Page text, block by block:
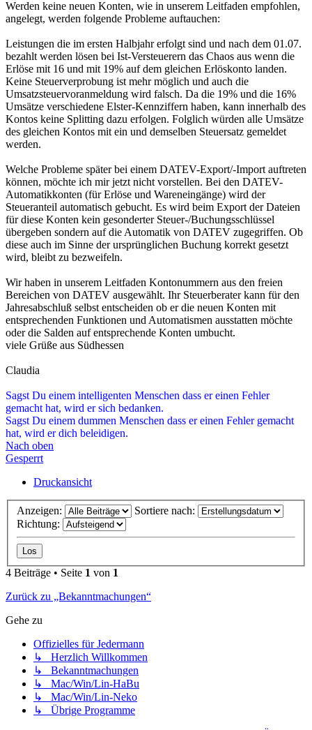
Werden keine neuen Konten, wie in unserem Leitfaden empfohlen,
angelegt, werden folgende Probleme auftauchen:
Leistungen die im ersten Halbjahr erfolgt sind und nach dem 01.07.
bezahlt werden lösen bei Ist-Versteuerern das Chaos aus wenn die
Erlöse mit 16 und mit 19% auf dem gleichen Erlöskonto landen.
Keine Steuerverprobung ist mehr möglich und auch die
Umsatzsteuervoranmeldung wird falsch. Da die 19% und die 16%
Umsätze verschiedene Elster-Kennziffern haben, kann innerhalb des
Kontos keine Splitting dazu erfolgen. Folglich würden alle Umsätze
des gleichen Kontos mit ein und demselben Steuersatz gemeldet
werden.
Welche Probleme später bei einem DATEV-Export/-Import auftreten
können, möchte ich mir jetzt nicht vorstellen. Bei den DATEV-
Automatikkonten (für Erlöse und Wareneingänge) wird der
Steueranteil automatisch gebucht. Es wird beim Export der Dateien
für diese Konten kein gesonderter Steuer-/Buchungsschlüssel
übergeben sondern auf die Automatik von DATEV zugegriffen. Ob
diese auch im Sinne der ursprünglichen Buchung korrekt gesetzt
wird, bleibt zu bezweifeln.
Wir haben in unserem Leitfaden Kontonummern aus den freien
Bereichen von DATEV ausgewählt. Ihr Steuerberater kann für den
Jahresabschluß selbst entscheiden ob er die neuen Konten mit
entsprechenden Funktionen und Automatismen ausstatten möchte
oder die Salden auf entsprechende Konten umbucht.
viele Grüße aus Südhessen
Claudia
Sagst Du einem intelligenten Menschen dass er einen Fehler
gemacht hat, wird er sich bedanken.
Sagst Du einem dummen Menschen dass er einen Fehler gemacht
hat, wird er dich beleidigen.
Nach oben
Gesperrt
Druckansicht
Anzeigen:
Sortiere nach:
Richtung:
4 Beiträge • Seite 1 von 1
Zurück zu „Bekanntmachungen“
Gehe zu
Offizielles für Jedermann
↳ Herzlich Willkommen
↳ Bekanntmachungen
↳ Mac/Win/Lin-HaBu
↳ Mac/Win/Lin-Neko
↳ Übrige Programme